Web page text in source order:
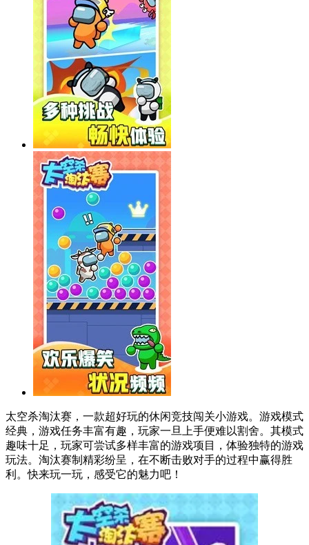
太空杀淘汰赛，一款超好玩的休闲竞技闯关小游戏。游戏模式
经典，游戏任务丰富有趣，玩家一旦上手便难以割舍。其模式
趣味十足，玩家可尝试多样丰富的游戏项目，体验独特的游戏
玩法。淘汰赛制精彩纷呈，在不断击败对手的过程中赢得胜
利。快来玩一玩，感受它的魅力吧！